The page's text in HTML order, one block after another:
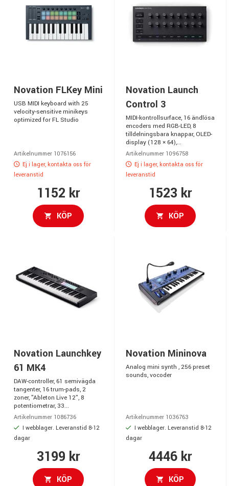
Novation FLKey Mini
USB MIDI keyboard with 25
velocity-sensitive minikeys
optimized for FL Studio
Artikelnummer 1076156
Ej i lager, kontakta oss för
leveranstid
1152 kr
KÖP
Novation Launch
Control 3
MIDI-kontrollsurface, 16 ändlösa
encoders med RGB-LED, 8
tilldelningsbara knappar, OLED-
display (128 × 64),...
Artikelnummer 1096758
Ej i lager, kontakta oss för
leveranstid
1523 kr
KÖP
Novation Launchkey
61 MK4
DAW-controller, 61 semivägda
tangenter, 16 trum-pads, 2
zoner, "Ableton Live 12", 8
potentiometrar, 33...
Artikelnummer 1086736
I webblager. Leveranstid 8-12
dagar
3199 kr
KÖP
Novation Mininova
Analog mini synth , 256 preset
sounds, vocoder
Artikelnummer 1036763
I webblager. Leveranstid 8-12
dagar
4446 kr
KÖP